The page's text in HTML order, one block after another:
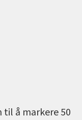
til å markere 50